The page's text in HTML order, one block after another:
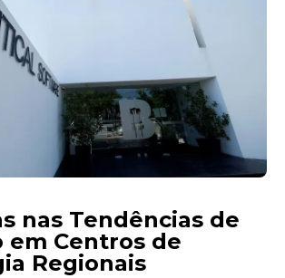
nas Tendências de
em Centros de
Regionais